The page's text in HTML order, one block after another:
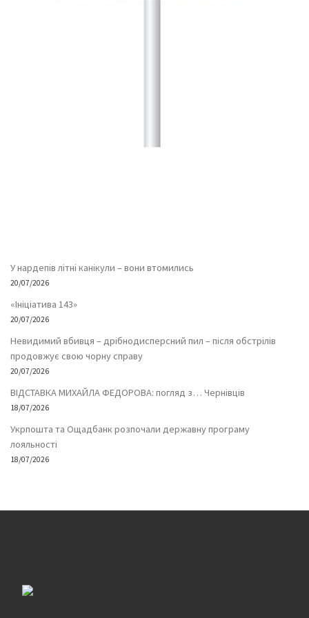
У нардепів літні канікули – вони втомились
20/07/2026
«Ініціатива 143»
20/07/2026
Невидимий вбивця – дрібнодисперсний пил – після обстрілів
продовжує свою чорну справу
20/07/2026
ВІДСТАВКА МИХАЙЛА ФЕДОРОВА: погляд з… Чернівців
18/07/2026
Укрпошта та Ощадбанк розпочали державну програму
лояльності
18/07/2026